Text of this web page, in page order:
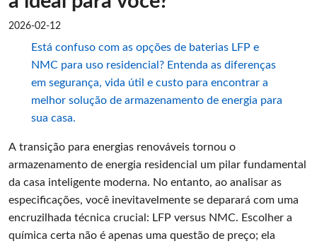
2026-02-12
Está confuso com as opções de baterias LFP e
NMC para uso residencial? Entenda as diferenças
em segurança, vida útil e custo para encontrar a
melhor solução de armazenamento de energia para
sua casa.
A transição para energias renováveis ​​tornou o
armazenamento de energia residencial um pilar fundamental
da casa inteligente moderna. No entanto, ao analisar as
especificações, você inevitavelmente se deparará com uma
encruzilhada técnica crucial: LFP versus NMC. Escolher a
química certa não é apenas uma questão de preço; ela